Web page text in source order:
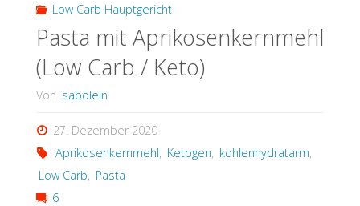
Low Carb Hauptgericht
Pasta mit Aprikosenkernmehl
(Low Carb / Keto)
Von sabolein
27. Dezember 2020
Aprikosenkernmehl, Ketogen, kohlenhydratarm,
Low Carb, Pasta
6